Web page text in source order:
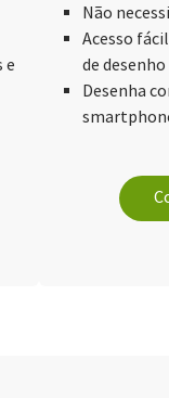
e
Não
Acesso
de desenho
Desenha